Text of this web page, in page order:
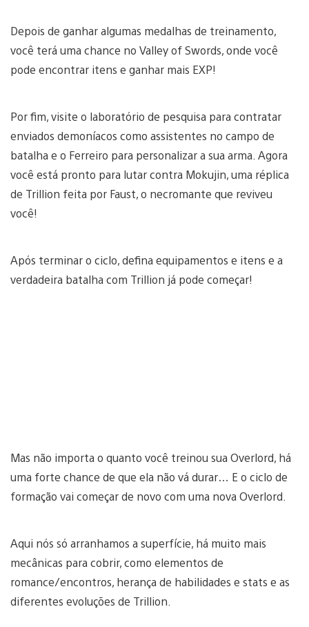
Depois de ganhar algumas medalhas de treinamento,
você terá uma chance no Valley of Swords, onde você
pode encontrar itens e ganhar mais EXP!
Por fim, visite o laboratório de pesquisa para contratar
enviados demoníacos como assistentes no campo de
batalha e o Ferreiro para personalizar a sua arma. Agora
você está pronto para lutar contra Mokujin, uma réplica
de Trillion feita por Faust, o necromante que reviveu
você!
Após terminar o ciclo, defina equipamentos e itens e a
verdadeira batalha com Trillion já pode começar!
Mas não importa o quanto você treinou sua Overlord, há
uma forte chance de que ela não vá durar… E o ciclo de
formação vai começar de novo com uma nova Overlord.
Aqui nós só arranhamos a superfície, há muito mais
mecânicas para cobrir, como elementos de
romance/encontros, herança de habilidades e stats e as
diferentes evoluções de Trillion.